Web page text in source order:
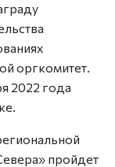
оргкомитет.
2022 года
пройдет